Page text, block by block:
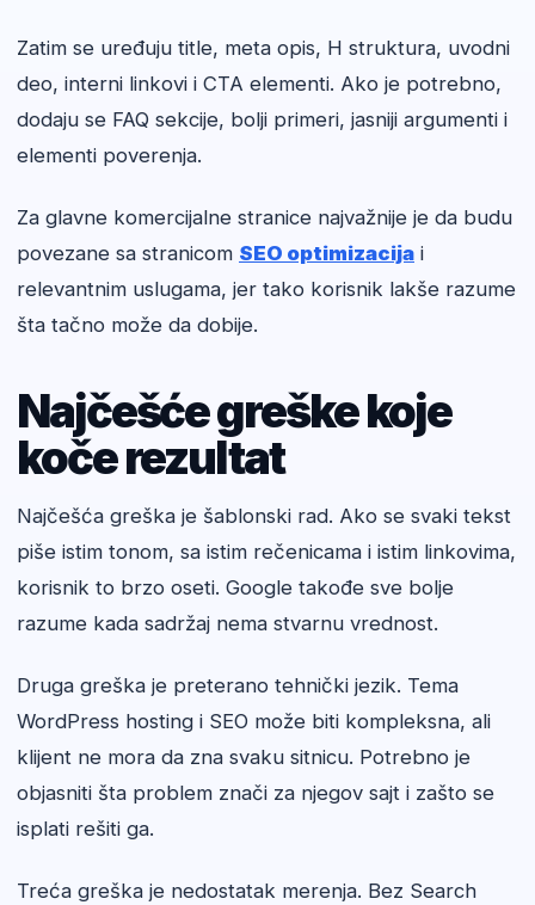
Zatim se uređuju title, meta opis, H struktura, uvodni
deo, interni linkovi i CTA elementi. Ako je potrebno,
dodaju se FAQ sekcije, bolji primeri, jasniji argumenti i
elementi poverenja.
Za glavne komercijalne stranice najvažnije je da budu
povezane sa stranicom SEO optimizacija i
relevantnim uslugama, jer tako korisnik lakše razume
šta tačno može da dobije.
Najčešće greške koje
koče rezultat
Najčešća greška je šablonski rad. Ako se svaki tekst
piše istim tonom, sa istim rečenicama i istim linkovima,
korisnik to brzo oseti. Google takođe sve bolje
razume kada sadržaj nema stvarnu vrednost.
Druga greška je preterano tehnički jezik. Tema
WordPress hosting i SEO može biti kompleksna, ali
klijent ne mora da zna svaku sitnicu. Potrebno je
objasniti šta problem znači za njegov sajt i zašto se
isplati rešiti ga.
Treća greška je nedostatak merenja. Bez Search